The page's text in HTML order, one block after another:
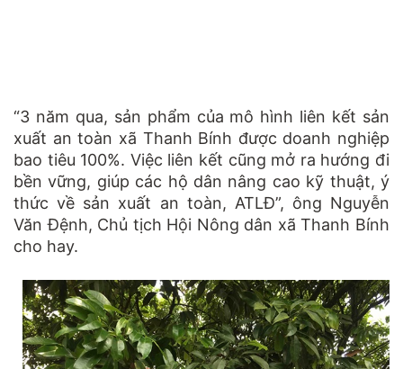
“3 năm qua, sản phẩm của mô hình liên kết sản
xuất an toàn xã Thanh Bính được doanh nghiệp
bao tiêu 100%. Việc liên kết cũng mở ra hướng đi
bền vững, giúp các hộ dân nâng cao kỹ thuật, ý
thức về sản xuất an toàn, ATLĐ”, ông Nguyễn
Văn Đệnh, Chủ tịch Hội Nông dân xã Thanh Bính
cho hay.